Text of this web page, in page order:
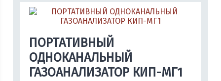
ПОРТАТИВНЫЙ
ОДНОКАНАЛЬНЫЙ
ГАЗОАНАЛИЗАТОР КИП-МГ1